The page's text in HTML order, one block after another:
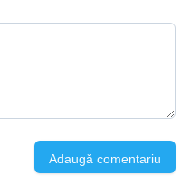
Adaugă comentariu